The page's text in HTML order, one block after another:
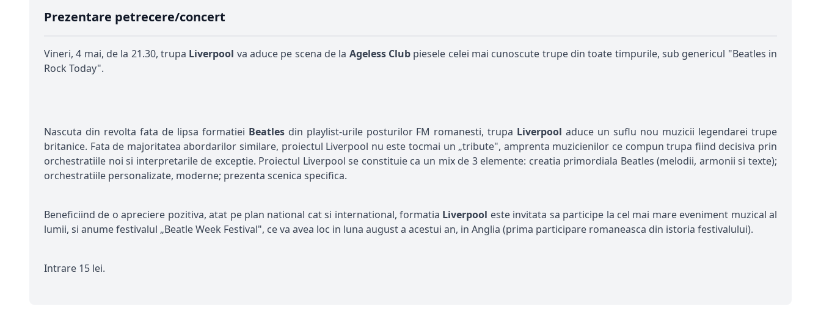
Prezentare petrecere/concert
Vineri, 4 mai, de la 21.30, trupa Liverpool va aduce pe scena de la Ageless Club piesele celei mai cunoscute trupe din toate timpurile, sub genericul "Beatles in
Rock Today".
Nascuta din revolta fata de lipsa formatiei Beatles din playlist-urile posturilor FM romanesti, trupa Liverpooladuce un suflu nou muzicii legendarei trupe
britanice. Fata de majoritatea abordarilor similare, proiectul Liverpool nu este tocmai un „tribute", amprenta muzicienilor ce compun trupa fiind decisiva prin
orchestratiile noi si interpretarile de exceptie. Proiectul Liverpool se constituie ca un mix de 3 elemente: creatia primordiala Beatles (melodii, armonii si texte);
orchestratiile personalizate, moderne; prezenta scenica specifica.
Beneficiind de o apreciere pozitiva, atat pe plan national cat si international, formatia Liverpool este invitata sa participe la cel mai mare eveniment muzical al
lumii, si anume festivalul „Beatle Week Festival", ce va avea loc in luna august a acestui an, in Anglia (prima participare romaneasca din istoria festivalului).
Intrare 15 lei.